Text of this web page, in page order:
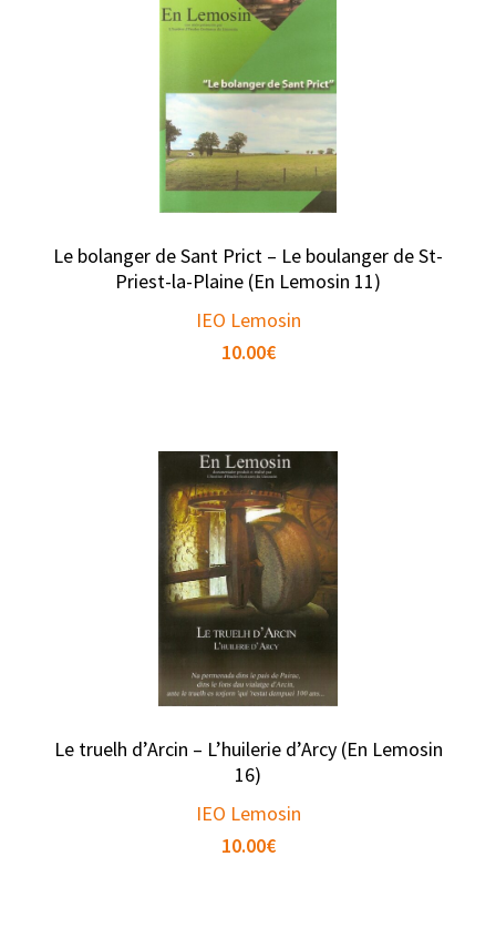
Le bolanger de Sant Prict – Le boulanger de St-
Priest-la-Plaine (En Lemosin 11)
IEO Lemosin
10.00€
Le truelh d’Arcin – L’huilerie d’Arcy (En Lemosin
16)
IEO Lemosin
10.00€